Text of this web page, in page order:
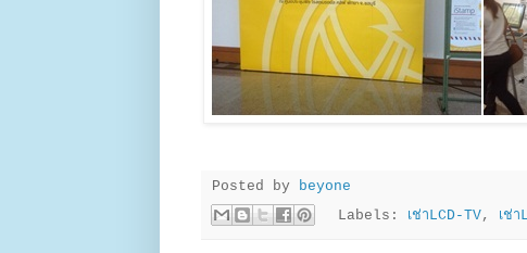
Posted by
beyone
Labels:
เช่าLCD-TV, เช่า